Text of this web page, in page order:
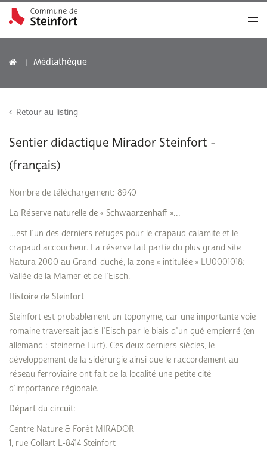
Médiathèque
Retour au listing
Sentier didactique Mirador Steinfort -
(français)
Nombre de téléchargement: 8940
La Réserve naturelle de « Schwaarzenhaff »…
…est l’un des derniers refuges pour le crapaud calamite et le
crapaud accoucheur. La réserve fait partie du plus grand site
Natura 2000 au Grand-duché, la zone « intitulée » LU0001018:
Vallée de la Mamer et de l’Eisch.
Histoire de Steinfort
Steinfort est probablement un toponyme, car une importante voie
romaine traversait jadis l’Eisch par le biais d’un gué empierré (en
allemand : steinerne Furt). Ces deux derniers siècles, le
développement de la sidérurgie ainsi que le raccordement au
réseau ferroviaire ont fait de la localité une petite cité
d’importance régionale.
Départ du circuit:
Centre Nature & Forêt MIRADOR
1, rue Collart L-8414 Steinfort